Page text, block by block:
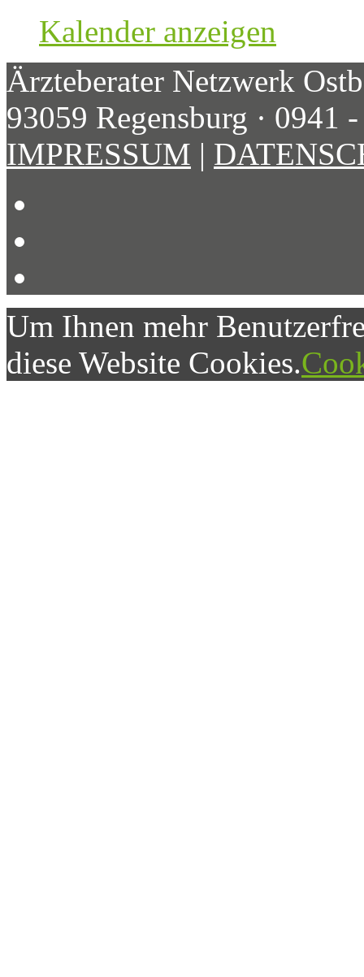
Kalender anzeigen
Ärzteberater Netzwerk
93059 Regensburg · 0941
IMPRESSUM |
Um Ihnen mehr
diese Website Cookies.